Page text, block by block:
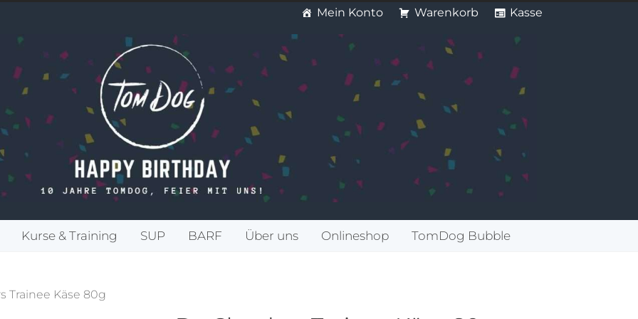
Mein Konto Warenkorb Kasse
Kurse & Training SUP BARF Über uns Onlineshop TomDog Bubble
Trainee Käse 80g